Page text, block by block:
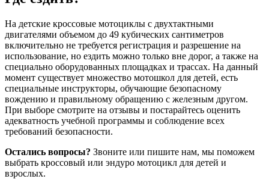
На детские кроссовые мотоциклы с двухтактными
двигателями объемом до 49 кубических сантиметров
включительно не требуется регистрация и разрешение на
использование, но ездить можно только вне дорог, а также на
специально оборудованных площадках и трассах. На данный
момент существует множество мотошкол для детей, есть
специальные инструкторы, обучающие безопасному
вождению и правильному обращению с железным другом.
При выборе смотрите на отзывы и постарайтесь оценить
адекватность учебной программы и соблюдение всех
требований безопасности.
Остались вопросы? Звоните или пишите нам, мы поможем
выбрать кроссовый или эндуро мотоцикл для детей и
взрослых.